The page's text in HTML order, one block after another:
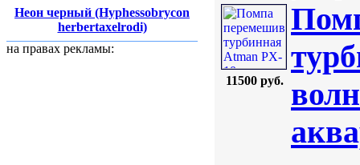
Неон черный (Hyphessobrycon
herbertaxelrodi)
на правах рекламы:
11500 руб.